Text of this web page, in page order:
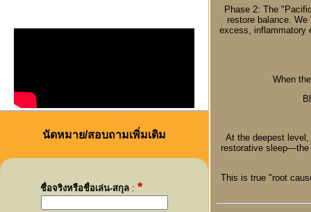
นัดหมาย/สอบถามเพิ่มเติม
ชื่อจริงหรือชื่อเล่น-สกุล :*
Phase 2: The
restore balance.
excess, inflammatory
When
At the deepest
restorative sleep—the
This is true "root